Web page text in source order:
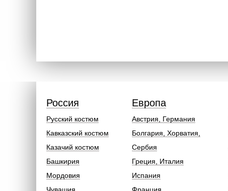
Австрия, Германия
Болгария, Хорватия,
Сербия
Греция, Италия
Испания
Европа
Русский костюм
Кавказский костюм
Казачий костюм
Башкирия
Мордовия
Россия